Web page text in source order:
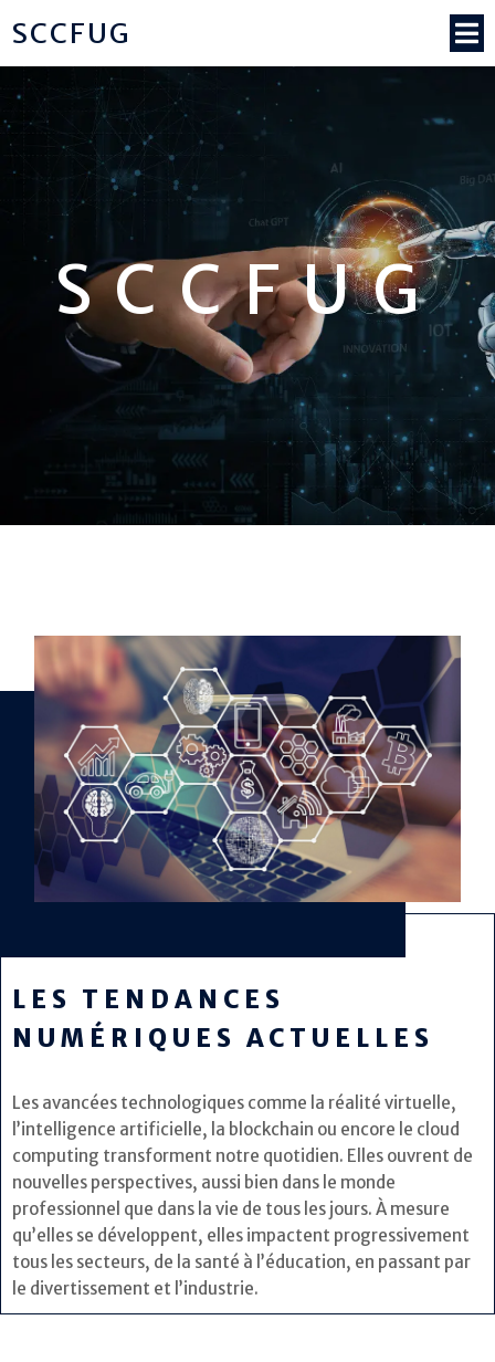
SCCFUG
SCCFUG
LES TENDANCES
NUMÉRIQUES ACTUELLES
Les avancées technologiques comme la réalité virtuelle,
l’intelligence artificielle, la blockchain ou encore le cloud
computing transforment notre quotidien. Elles ouvrent de
nouvelles perspectives, aussi bien dans le monde
professionnel que dans la vie de tous les jours. À mesure
qu’elles se développent, elles impactent progressivement
tous les secteurs, de la santé à l’éducation, en passant par
le divertissement et l’industrie.